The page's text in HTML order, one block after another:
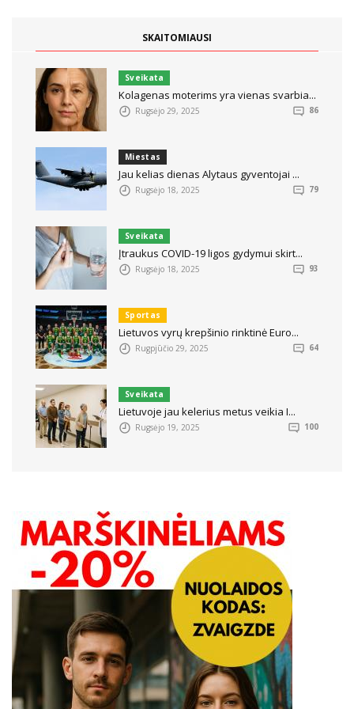
SKAITOMIAUSI
Sveikata
Kolagenas moterims yra vienas svarbia...
Rugsėjo 29, 2025 86
Miestas
Jau kelias dienas Alytaus gyventojai ...
Rugsėjo 18, 2025 79
Sveikata
Įtraukus COVID-19 ligos gydymui skirt...
Rugsėjo 18, 2025 93
Sportas
Lietuvos vyrų krepšinio rinktinė Euro...
Rugpjūčio 29, 2025 64
Sveikata
Lietuvoje jau kelerius metus veikia I...
Rugsėjo 19, 2025 100